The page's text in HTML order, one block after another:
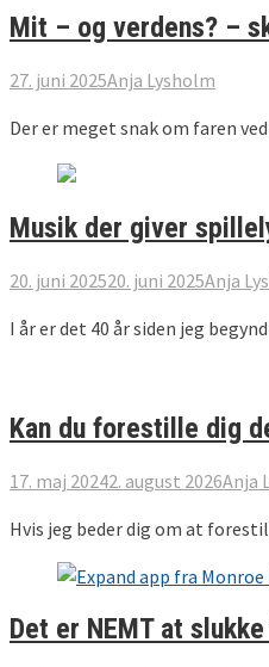
Mit – og verdens? –
27. juni 2025Anja Lysholm
Der er meget snak om faren
Musik der giver
20. juni 202520. juni 2025Anja
I år er det 40 år siden jeg
Kan du forestille dig
17. maj 20242. august 2026Anja
Hvis jeg beder dig om at
Det er NEMT at